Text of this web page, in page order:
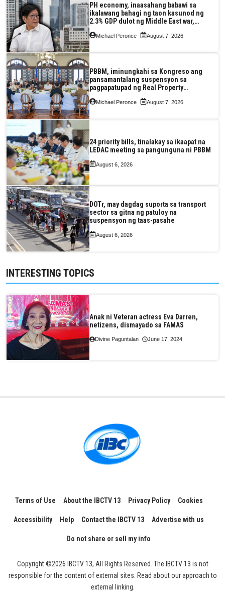
PH economy, inaasahang babawi sa
ikalawang bahagi ng taon kasunod ng
2.3% GDP dulot ng Middle East war,
pagkaantala ng public construction
Michael Peronce August 7, 2026
PBBM, iminungkahi sa Kongreso ang
pansamantalang suspensyon sa
pagpapatupad ng Real Property
Valuation and Assessment Reform Act
Michael Peronce August 7, 2026
24 priority bills, tinalakay sa ikaapat na
LEDAC meeting sa pangunguna ni PBBM
August 6, 2026
DOTr, may dagdag suporta sa transport
sector sa gitna ng patuloy na
suspensyon ng taas-pasahe
August 6, 2026
INTERESTING TOPICS
Anak ni Veteran actress Eva Darren,
netizens, dismayado sa FAMAS
Divine Paguntalan June 17, 2024
Terms of Use About the IBCTV 13 Privacy Policy Cookies
Accessibility Help Contact the IBCTV 13 Advertise with us
Do not share or sell my info
Copyright ©2026 IBCTV 13, All Rights Reserved. The IBCTV 13 is not
responsible for the content of external sites. Read about our approach to
external linking.